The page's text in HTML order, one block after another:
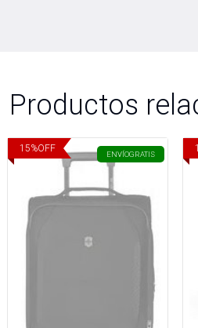
Productos
15%OFF
ENVÍOGRATIS